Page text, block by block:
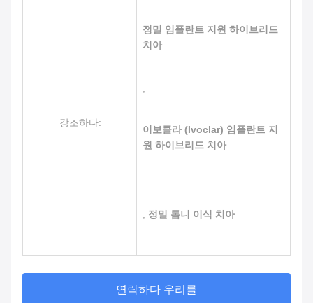
강조하다:
정밀 임플란트 지원 하이브리드
치아
이보클라 (Ivoclar) 임플란트 지
원 하이브리드 치아
정밀 톱니 이식 치아
연락하다 우리를